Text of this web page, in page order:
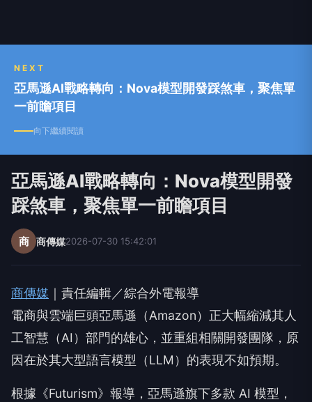
NEXT
亞馬遜AI戰略轉向：Nova模型開發踩煞車，聚焦單
一前瞻項目
向下繼續閱讀
亞馬遜AI戰略轉向：Nova模型開發
踩煞車，聚焦單一前瞻項目
商 商傳媒2026-07-30 15:42:01
商傳媒 ｜責任編輯／綜合外電報導
電商與雲端巨頭亞馬遜（Amazon）正大幅縮減其人
工智慧（AI）部門的雄心，並重組相關開發團隊，原
因在於其大型語言模型（LLM）的表現不如預期。
根據《Futurism》報導，亞馬遜旗下多款 AI 模型，